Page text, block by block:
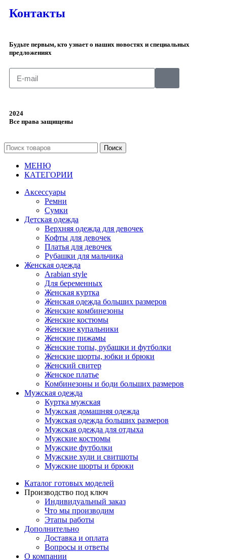
Контакты
Будьте первым, кто узнает о наших новостях и специальных
предложениях
2024
Все права защищены
Поиск
МЕНЮ
КАТЕГОРИИ
Аксессуары
Ремни
Сумки
Детская одежда
Верхняя одежда для девочек
Кофты для девочек
Платья для девочек
Рубашки для мальчика
Женская одежда
Arabian style
Для беременных
Женская куртка
Женская одежда больших размеров
Женские комбинезоны
Женские костюмы
Женские купальники
Женские пижамы
Женские топы, рубашки и футболки
Женские шорты, юбки и брюки
Женский свитер
Женское платье
Комбинезоны и боди больших размеров
Мужская одежда
Куртка мужская
Мужская домашняя одежда
Мужская одежда больших размеров
Мужская одежда для отдыха
Мужские костюмы
Мужские футболки
Мужские худи и свитшоты
Мужские шорты и брюки
Каталог готовых моделей
Производство под ключ
Индивидуальный заказ
Что мы производим
Этапы работы
Дополнительно
Доставка и оплата
Вопросы и ответы
О компании